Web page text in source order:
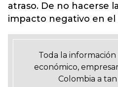
atraso. De no hacerse
impacto negativo en el
Toda la
económico,
Colombia a